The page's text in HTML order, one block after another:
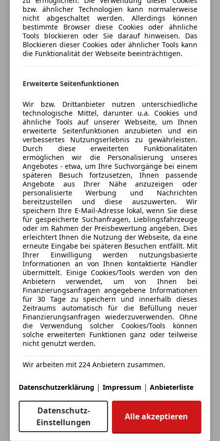
PRIVATVERKAUF, daher keine Gewährleistung!
Zustand gepflegt mit Gebrauchsspuren.
Öffnungszeiten Montag bis Donnerstag von 8 bis 12
Uhr und 13 bis 18 Uhr Freitag bis 16 Uhr, Besichtigung
Angaben sind unverbindliche Beschreibungen. Sie
stellen keine zugesicherten Eigenschaften dar. Der
Verkäufer haftet nicht für Tipp
u.Datenübermittlungsfehler / Änderungen /
Eingabefehler. Irrtümer / Zwischenverkauf
vorbehalten.
Anfragen unter 0664-2624801 oder 02754-266013 Hr.
Tappeiner Manuel
Allgemeine Infornmation zum BMW 850i V12 (E31)
DerBMW 850ider BaureiheE31 zählt zu den
faszinierendsten und technisch fortschrittlichsten
Gran Turismo-Fahrzeugen seiner Ära. Das 1991er
Modell steht exemplarisch für BMWs Ingenieurskunst
der frühen 1990er und markiert gleichzeitig den
Einstieg in eine neue Klasse luxuriöser
Hochleistungscoupés.
Design & Karosserie
Der 850i wirkt auch heute noch modern und elegant:
Außenoptik
Flache, keilförmige Silhouette, die das Fahrzeug
sportlich und gleichzeitig luxuriös erscheinen lässt.
CharakteristischeKlappscheinwerfer
High-End-Designmerkmal und heute ein ikonisches
Eine
breite, muskulöse Frontpartie mit niedriger
Rahmenlose Scheiben
harmonische Dachlinie unterstreichen das GT-
Konzept.
Jetzt berechnen
Sternebewertung 5 von 5
5Sterne
(100% Weiterempfehlungen)
Anbieter auf AutoScout24 seit 2013
Verkauf und Ersatzteillager
Geschlossen
Öffnet um 8:00 Mo.
Linzer Straße 58 ,
3382 Loosdorf, AT
Kontakt
Manuel Tappeiner
Alle Fahrzeuge des Anbieters
Anbieter kontaktieren
Deine Nachricht
Eintauschwagen: Kaufen und verkaufen in nur einem
bzw. ähnlicher Technologien kann normalerweise
nicht abgeschaltet werden. Allerdings können
bestimmte Browser diese Cookies oder ähnliche
Tools blockieren oder Sie darauf hinweisen. Das
Blockieren dieser Cookies oder ähnlicher Tools kann
die Funktionalität der Webseite beeinträchtigen.
Erweiterte Seitenfunktionen
Wir bzw. Drittanbieter nutzen unterschiedliche
technologische Mittel, darunter u.a. Cookies und
ähnliche Tools auf unserer Webseite, um Ihnen
erweiterte Seitenfunktionen anzubieten und ein
verbessertes Nutzungserlebnis zu gewährleisten.
Durch diese erweiterten Funktionalitäten
ermöglichen wir die Personalisierung unseres
Angebotes - etwa, um Ihre Suchvorgänge bei einem
späteren Besuch fortzusetzen, Ihnen passende
Angebote aus Ihrer Nähe anzuzeigen oder
personalisierte Werbung und Nachrichten
bereitzustellen und diese auszuwerten. Wir
speichern Ihre E-Mail-Adresse lokal, wenn Sie diese
für gespeicherte Suchanfragen, Lieblingsfahrzeuge
oder im Rahmen der Preisbewertung angeben. Dies
erleichtert Ihnen die Nutzung der Webseite, da eine
erneute Eingabe bei späteren Besuchen entfällt. Mit
Ihrer Einwilligung werden nutzungsbasierte
Informationen an von Ihnen kontaktierte Händler
übermittelt. Einige Cookies/Tools werden von den
Anbietern verwendet, um von Ihnen bei
Finanzierungsanfragen angegebene Informationen
für 30 Tage zu speichern und innerhalb dieses
Zeitraums automatisch für die Befüllung neuer
Finanzierungsanfragen wiederzuverwenden. Ohne
die Verwendung solcher Cookies/Tools können
solche erweiterten Funktionen ganz oder teilweise
nicht genutzt werden.
Wir arbeiten mit 224 Anbietern zusammen.
Datenschutzerklärung | Impressum | Anbieterliste
Datenschutz-
Einstellungen
Alle akzeptieren